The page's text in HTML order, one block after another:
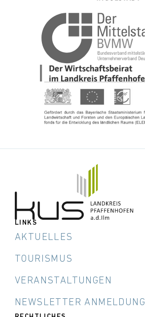
LINKS
AKTUELLES
TOURISMUS
VERANSTALTUNGEN
NEWSLETTER ANMELDUNG